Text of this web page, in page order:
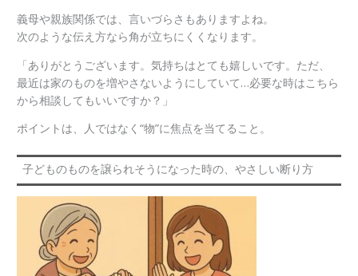
義母や親族関係では、言いづらさもありますよね。
次のような伝え方なら角が立ちにくくなります。
「ありがとうございます。気持ちはとても嬉しいです。ただ、
最近は家のものを増やさないようにしていて…必要な時はこちら
から相談してもいいですか？」
ポイントは、人ではなく“物”に焦点を当てること。
子どものものを譲られそうになった時の、やさしい断り方